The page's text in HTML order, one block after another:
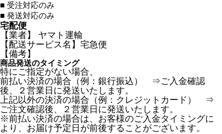
■ 受注対応のみ
■ 発送対応のみ
宅配便
【業者】 ヤマト運輸
【配送サービス名】宅急便
【備考】
商品発送のタイミング
特にご指定がない場合、
前払い決済の場合（例：銀行振込） ⇒ご入金確認
後、２営業日に発送いたします。
上記以外の決済の場合（例：クレジットカード） ⇒
ご注文確認後、２営業日に発送いたします。
※前払い決済の場合は、お客様のご入金タイミングに
より、お届け予定日が前後することがございます。